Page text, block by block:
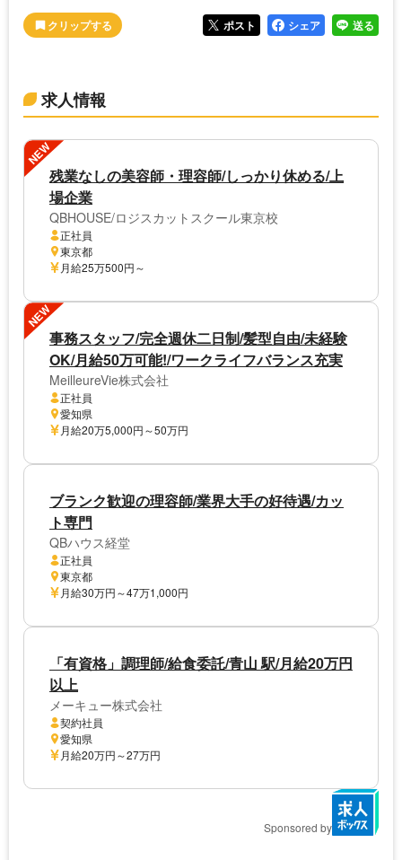
ポスト シェア 送る
求人情報
NEW
残業なしの美容師・理容師/しっかり休める/上
場企業
QBHOUSE/ロジスカットスクール東京校
正社員
東京都
月給25万500円～
NEW
事務スタッフ/完全週休二日制/髪型自由/未経験
OK/月給50万可能!/ワークライフバランス充実
MeilleureVie株式会社
正社員
愛知県
月給20万5,000円～50万円
ブランク歓迎の理容師/業界大手の好待遇/カッ
ト専門
QBハウス経堂
正社員
東京都
月給30万円～47万1,000円
「有資格」調理師/給食委託/青山 駅/月給20万円
以上
メーキュー株式会社
契約社員
愛知県
月給20万円～27万円
Sponsored by